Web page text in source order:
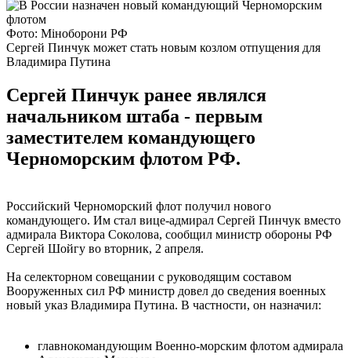
Фото: Міноборони РФ
Сергей Пинчук может стать новым козлом отпущения для
Владимира Путина
Сергей Пинчук ранее являлся
начальником штаба - первым
заместителем командующего
Черноморским флотом РФ.
Российский Черноморский флот получил нового
командующего. Им стал вице-адмирал Сергей Пинчук вместо
адмирала Виктора Соколова, сообщил министр обороны РФ
Сергей Шойгу во вторник, 2 апреля.
На селекторном совещании с руководящим составом
Вооруженных сил РФ министр довел до сведения военных
новый указ Владимира Путина. В частности, он назначил:
главнокомандующим Военно-морским флотом адмирала